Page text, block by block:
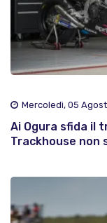
Mercoledì, 05
Ai Ogura sfida il
Trackhouse non